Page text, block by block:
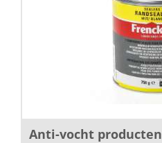
Anti-vocht producten